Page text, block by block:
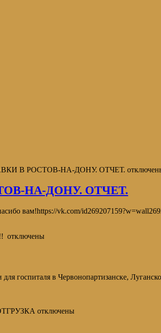
В РОСТОВ-НА-ДОНУ. ОТЧЕТ.
НА-ДОНУ. ОТЧЕТ.
вам!https://vk.com/
отключены
госпиталя в Червонопартизанске,
отключены